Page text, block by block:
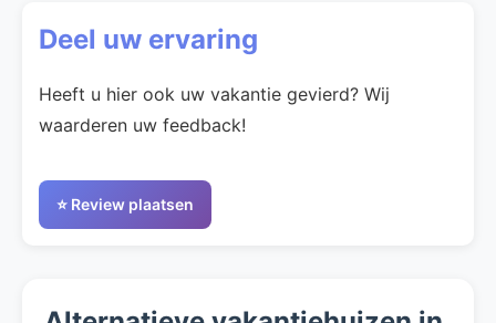
Deel uw ervaring
Heeft u hier ook uw vakantie gevierd? Wij
waarderen uw feedback!
⭐ Review plaatsen